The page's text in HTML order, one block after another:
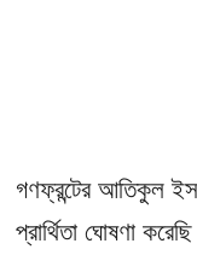
গণফ্রন্টের আতিকুল
প্রার্থিতা ঘোষণা